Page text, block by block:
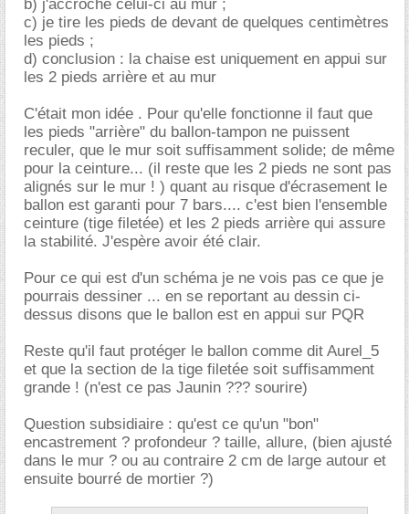
b) j'accroche celui-ci au mur ;
c) je tire les pieds de devant de quelques centimètres
les pieds ;
d) conclusion : la chaise est uniquement en appui sur
les 2 pieds arrière et au mur
C'était mon idée . Pour qu'elle fonctionne il faut que
les pieds "arrière" du ballon-tampon ne puissent
reculer, que le mur soit suffisamment solide; de même
pour la ceinture... (il reste que les 2 pieds ne sont pas
alignés sur le mur ! ) quant au risque d'écrasement le
ballon est garanti pour 7 bars.... c'est bien l'ensemble
ceinture (tige filetée) et les 2 pieds arrière qui assure
la stabilité. J'espère avoir été clair.
Pour ce qui est d'un schéma je ne vois pas ce que je
pourrais dessiner ... en se reportant au dessin ci-
dessus disons que le ballon est en appui sur PQR
Reste qu'il faut protéger le ballon comme dit Aurel_5
et que la section de la tige filetée soit suffisamment
grande ! (n'est ce pas Jaunin ??? sourire)
Question subsidiaire : qu'est ce qu'un "bon"
encastrement ? profondeur ? taille, allure, (bien ajusté
dans le mur ? ou au contraire 2 cm de large autour et
ensuite bourré de mortier ?)